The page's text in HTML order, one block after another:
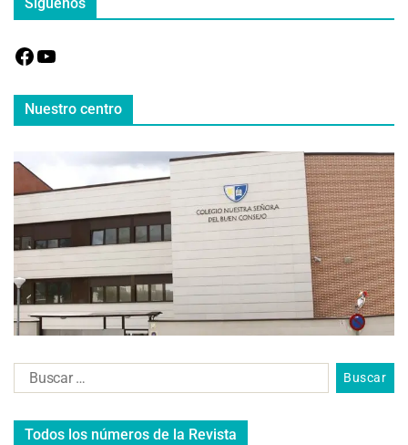
Nuestro centro
Todos los números de la Revista